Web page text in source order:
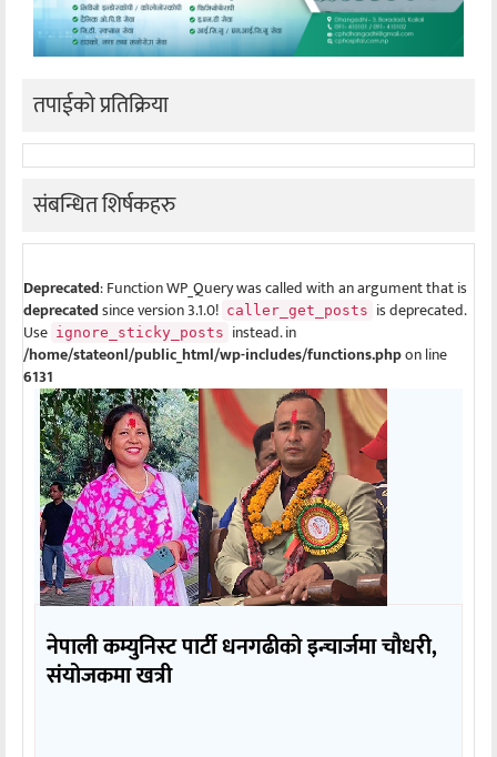
तपाईको प्रतिक्रिया
संबन्धित शिर्षकहरु
Deprecated: Function WP_Query was called with an argument that is
deprecatedsince version 3.1.0! caller_get_posts is deprecated.
Use ignore_sticky_posts instead. in
/home/stateonl/public_html/wp-includes/functions.phpon line
6131
नेपाली कम्युनिस्ट पार्टी धनगढीको इन्चार्जमा चौधरी,
संयोजकमा खत्री